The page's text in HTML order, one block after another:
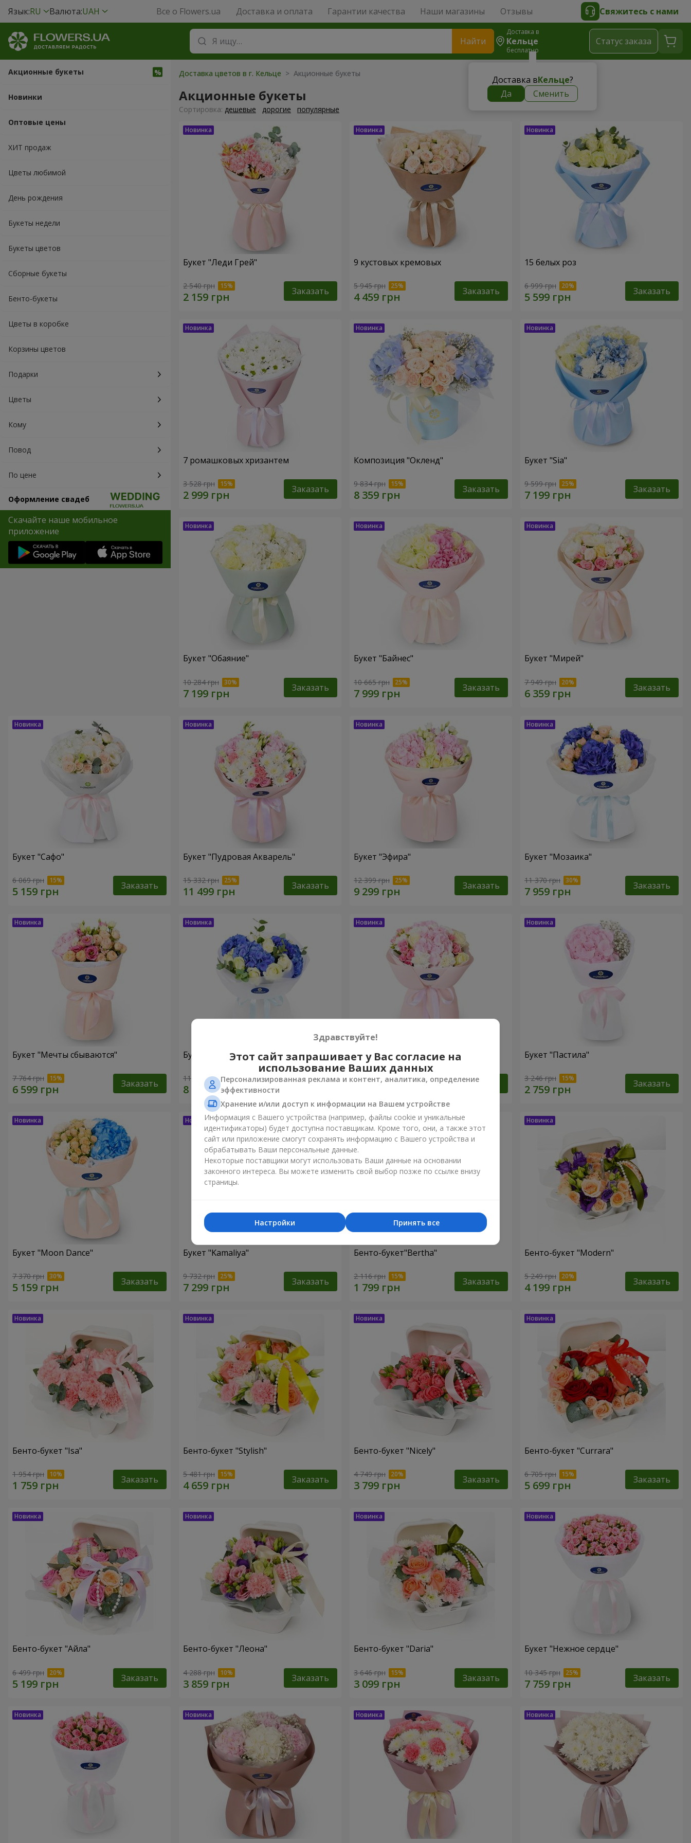
Язык:RU Валюта:UAH Все о Flowers.ua Доставка и оплата Гарантии качества Наши магазины Отзывы Свяжитесь с нами
Найти
Доставка в
Кельце
бесплатно
Доставка вКельце?
Да
Сменить
Cтатус заказа
Акционные букеты
Новинки
Оптовые цены
ХИТ продаж
Цветы любимой
День рождения
Букеты недели
Букеты цветов
Сборные букеты
Бенто-букеты
Цветы в коробке
Корзины цветов
Подарки
Цветы
Кому
Повод
По цене
Оформление свадеб
Скачайте наше мобильное
приложение
Доставка цветов в г. Кельце > Акционные букеты
Акционные букеты
Cортировка: дешевые дорогие популярные
Букет "Леди Грей"
2 540 грн Заказать
9 кустовых кремовых
5 945 грн Заказать
15 белых роз
6 999 грн Заказать
7 ромашковых хризантем
3 528 грн Заказать
Композиция "Окленд"
9 834 грн Заказать
Букет "Sia"
9 599 грн Заказать
Букет "Обаяние"
10 284 грн Заказать
Букет "Байнес"
10 665 грн Заказать
Букет "Мирей"
7 949 грн Заказать
Букет "Сафо"
6 069 грн Заказать
Букет "Пудровая Акварель"
15 332 грн Заказать
Букет "Эфира"
12 399 грн Заказать
Букет "Мозаика"
11 370 грн Заказать
Букет "Мечты сбываются"
7 764 грн Заказать
Букет "Грезы"
11 249 грн Заказать
Букет "Марта"
10 132 грн Заказать
Букет "Пастила"
3 246 грн Заказать
Букет "Moon Dance"
7 370 грн Заказать
Букет "Kamaliya"
9 732 грн Заказать
Бенто-букет"Bertha"
2 116 грн Заказать
Бенто-букет "Modern"
5 249 грн Заказать
Бенто-букет "Isa"
1 954 грн Заказать
Бенто-букет "Stylish"
5 481 грн Заказать
Бенто-букет "Nicely"
4 749 грн Заказать
Бенто-букет "Currara"
6 705 грн Заказать
Бенто-букет "Айла"
6 499 грн Заказать
Бенто-букет "Леона"
4 288 грн Заказать
Бенто-букет "Daria"
3 646 грн Заказать
Букет "Нежное сердце"
10 345 грн Заказать
Здравствуйте!
Этот сайт запрашивает у Вас согласие на
использование Ваших данных
Персонализированная реклама и контент, аналитика, определение
эффективности
Хранение и/или доступ к информации на Вашем устройстве
Информация с Вашего устройства (например, файлы cookie и уникальные
идентификаторы) будет доступна поставщикам. Кроме того, они, а также этот
сайт или приложение смогут сохранять информацию с Вашего устройства и
обрабатывать Ваши персональные данные.
Некоторые поставщики могут использовать Ваши данные на основании
законного интереса. Вы можете изменить свой выбор позже по ссылке внизу
страницы.
Принять все
Настройки